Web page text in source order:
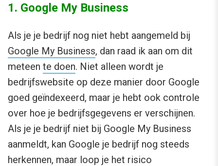
1. Google My Business
Als je je bedrijf nog niet hebt aangemeld bij
Google My Business, dan raad ik aan om dit
meteen te doen. Niet alleen wordt je
bedrijfswebsite op deze manier door Google
goed geïndexeerd, maar je hebt ook controle
over hoe je bedrijfsgegevens er verschijnen.
Als je je bedrijf niet bij Google My Business
aanmeldt, kan Google je bedrijf nog steeds
herkennen, maar loop je het risico